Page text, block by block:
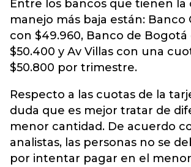
Entre los bancos que tienen la
manejo más baja están: Banco
con $49.960, Banco de Bogotá
$50.400 y Av Villas con una
$50.800 por trimestre.
Respecto a las cuotas de la
duda que es mejor tratar de
menor cantidad. De acuerdo
analistas, las personas no se
por intentar pagar en el